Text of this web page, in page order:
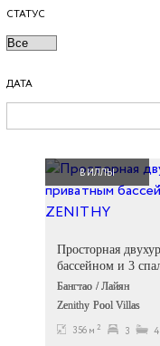
СТАТУС
ДАТА
ВИЛЛЫ
Просторная
бассейном и 3
Бангтао / Лайян
Zenithy Pool Villas
356 м2 3 4